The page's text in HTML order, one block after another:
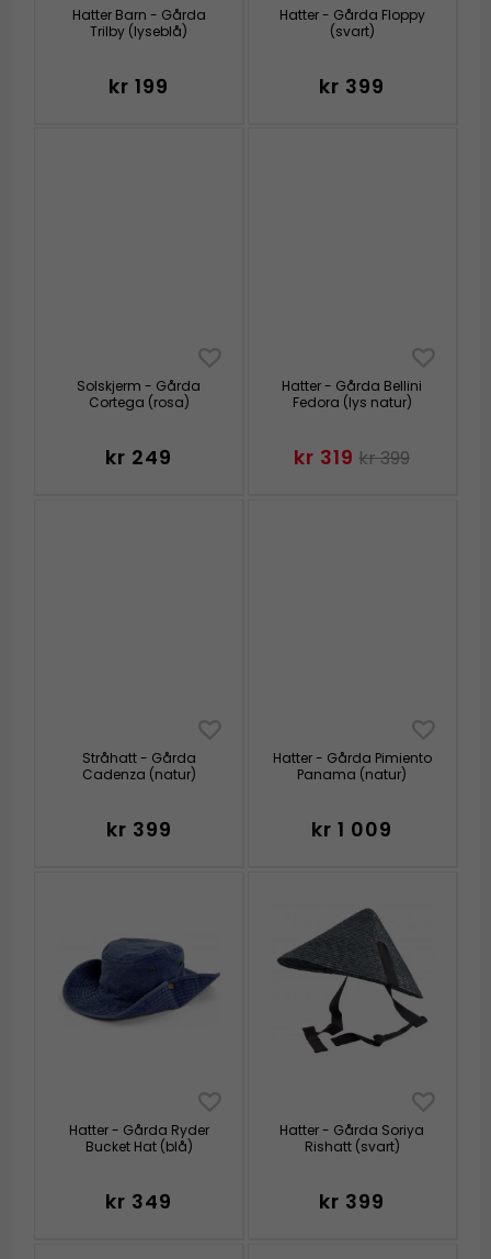
Hatter Barn - Gårda
Trilby (lyseblå)
kr 199
Hatter - Gårda Floppy
(svart)
kr 399
Solskjerm - Gårda
Cortega (rosa)
kr 249
Hatter - Gårda Bellini
Fedora (lys natur)
kr 319 kr 399
Stråhatt - Gårda
Cadenza (natur)
kr 399
Hatter - Gårda Pimiento
Panama (natur)
kr 1 009
Hatter - Gårda Ryder
Bucket Hat (blå)
kr 349
Hatter - Gårda Soriya
Rishatt (svart)
kr 399